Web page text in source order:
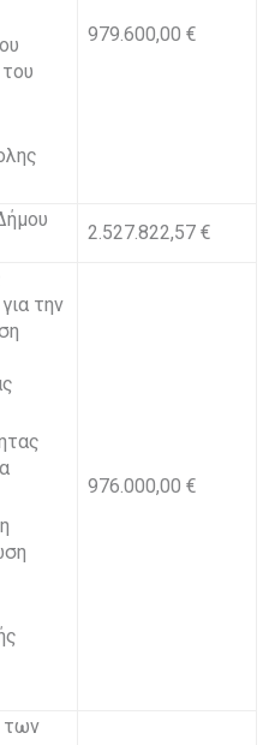
979.600,00 €
2.527.822,57 €
την
976.000,00 €
των